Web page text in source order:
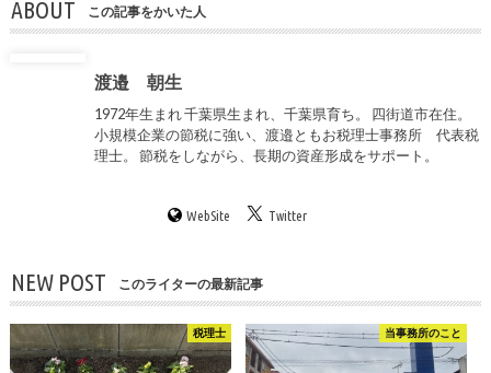
ABOUT この記事をかいた人
渡邉 朝生
1972年生まれ 千葉県生まれ、千葉県育ち。 四街道市在住。
小規模企業の節税に強い、渡邉ともお税理士事務所 代表税
理士。 節税をしながら、長期の資産形成をサポート。
WebSite Twitter
NEW POST このライターの最新記事
税理士 当事務所のこと